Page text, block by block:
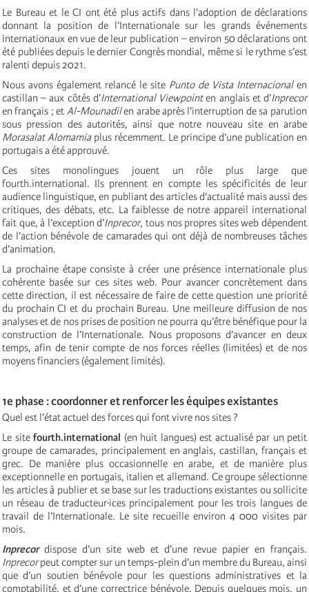
Le Bureau et le CI ont été plus actifs dans l’adoption de déclarations
donnant la position de l’Internationale sur les grands événements
internationaux en vue de leur publication – environ 50 déclarations ont
été publiées depuis le dernier Congrès mondial, même si le rythme s’est
ralenti depuis 2021.
Nous avons également relancé le site Punto de Vista Internacionalen
castillan – aux côtés d’International Viewpointen anglais et d’Inprecor
en français ; et Al-Mounadilen arabe après l’interruption de sa parution
sous pression des autorités, ainsi que notre nouveau site en arabe
Morasalat Alomamiaplus récemment. Le principe d’une publication en
portugais a été approuvé.
Ces sites monolingues jouent un rôle plus large que
fourth.international. Ils prennent en compte les spécificités de leur
audience linguistique, en publiant des articles d’actualité mais aussi des
critiques, des débats, etc. La faiblesse de notre appareil international
fait que, à l’exception d’Inprecor, tous nos propres sites web dépendent
de l’action bénévole de camarades qui ont déjà de nombreuses tâches
d’animation.
La prochaine étape consiste à créer une présence internationale plus
cohérente basée sur ces sites web. Pour avancer concrètement dans
cette direction, il est nécessaire de faire de cette question une priorité
du prochain CI et du prochain Bureau. Une meilleure diffusion de nos
analyses et de nos prises de position ne pourra qu’être bénéfique pour la
construction de l’Internationale. Nous proposons d’avancer en deux
temps, afin de tenir compte de nos forces réelles (limitées) et de nos
moyens financiers (également limités).
1e phase : coordonner et renforcer les équipes existantes
Quel est l’état actuel des forces qui font vivre nos sites ?
Le site fourth.international (en huit langues) est actualisé par un petit
groupe de camarades, principalement en anglais, castillan, français et
grec. De manière plus occasionnelle en arabe, et de manière plus
exceptionnelle en portugais, italien et allemand. Ce groupe sélectionne
les articles à publier et se base sur les traductions existantes ou sollicite
un réseau de traducteur·ices principalement pour les trois langues de
travail de l’Internationale. Le site recueille environ 4 000 visites par
mois.
Inprecordispose d’un site web et d’une revue papier en français.
Inprecorpeut compter sur un temps-plein d’un membre du Bureau, ainsi
que d’un soutien bénévole pour les questions administratives et la
comptabilité, et d’une correctrice bénévole. Depuis quelques mois, un